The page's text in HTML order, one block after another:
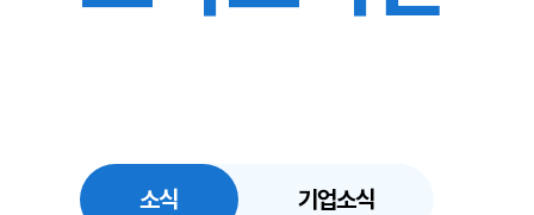
소식 기업소식